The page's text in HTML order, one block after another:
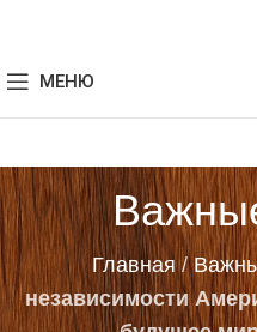
МЕНЮ
Главная/
независимости